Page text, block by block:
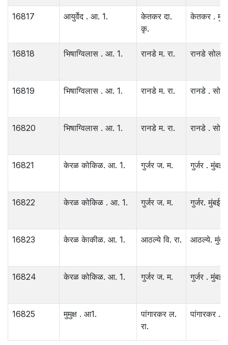
16817 आयुर्वेद . आ. 1.
केतकर दा.
कृ.
केतकर .
16818 भिषाग्विलास . आ. 1. रानडे म. रा. रानडे
16819 भिषाग्विलास . आ. 1. रानडे म. रा. रानडे .
16820 भिषाग्विलास . आ. 1. रानडे म. रा. रानडे .
16821 केरळ कोकिळ. आ. 1. गुर्जर ज. म. गुर्जर . मुंबई.
16822 केरळ कोकिळ . आ. 1. गुर्जर ज. म. गुर्जर. मुंबई.
16823 केरळ केाकीळ. आ. 1. आठल्ये वि. रा. आठल्ये. मुंबई.
16824 केरळ कोकिळ. आ. 1. गुर्जर ज. म. गुर्जर . मुंबई.
16825 मुमुक्ष . आ1.
पांगारकर ल.
रा.
पांगारकर .